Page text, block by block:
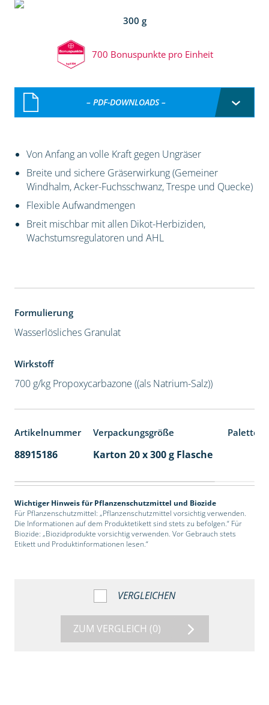
300 g
700 Bonuspunkte pro Einheit
– PDF-DOWNLOADS –
Von Anfang an volle Kraft gegen Ungräser
Breite und sichere Gräserwirkung (Gemeiner
Windhalm, Acker-Fuchsschwanz, Trespe und Quecke)
Flexible Aufwandmengen
Breit mischbar mit allen Dikot-Herbiziden,
Wachstumsregulatoren und AHL
Formulierung
Wasserlösliches Granulat
Wirkstoff
700 g/kg Propoxycarbazone ((als Natrium-Salz))
Artikelnummer Verpackungsgröße
88915186 Karton 20 x 300 g Flasche
Wichtiger Hinweis für Pflanzenschutzmittel und Biozide
Für Pflanzenschutzmittel: „Pflanzenschutzmittel vorsichtig verwenden.
Die Informationen auf dem Produktetikett sind stets zu befolgen.“ Für
Biozide: „Biozidprodukte vorsichtig verwenden. Vor Gebrauch stets
Etikett und Produktinformationen lesen.“
VERGLEICHEN
ZUM VERGLEICH (0)